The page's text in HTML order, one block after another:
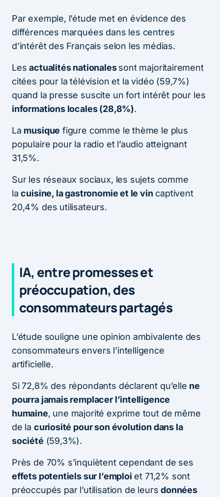
Par exemple, l’étude met en évidence des
différences marquées dans les centres
d’intérêt des Français selon les médias.
Lesactualités nationalessont majoritairement
citées pour la télévision et la vidéo (59,7%)
quand la presse suscite un fort intérêt pour les
informations locales (28,8%).
La musique figure comme le thème le plus
populaire pour la radio et l’audio atteignant
31,5%.
Sur les réseaux sociaux, les sujets comme
lacuisine, la gastronomie et le vin captivent
20,4% des utilisateurs.
IA, entre promesses et
préoccupation, des
consommateurs partagés
L’étude souligne une opinion ambivalente des
consommateurs envers l’intelligence
artificielle.
Si 72,8% des répondants déclarent qu’elle ne
pourra jamais remplacer l’intelligence
humaine, une majorité exprime tout de même
de la curiosité pour son évolution dans la
société (59,3%).
Près de 70% s’inquiètent cependant de ses
effets potentiels sur l’emploi et 71,2% sont
préoccupés par l’utilisation de leursdonnées